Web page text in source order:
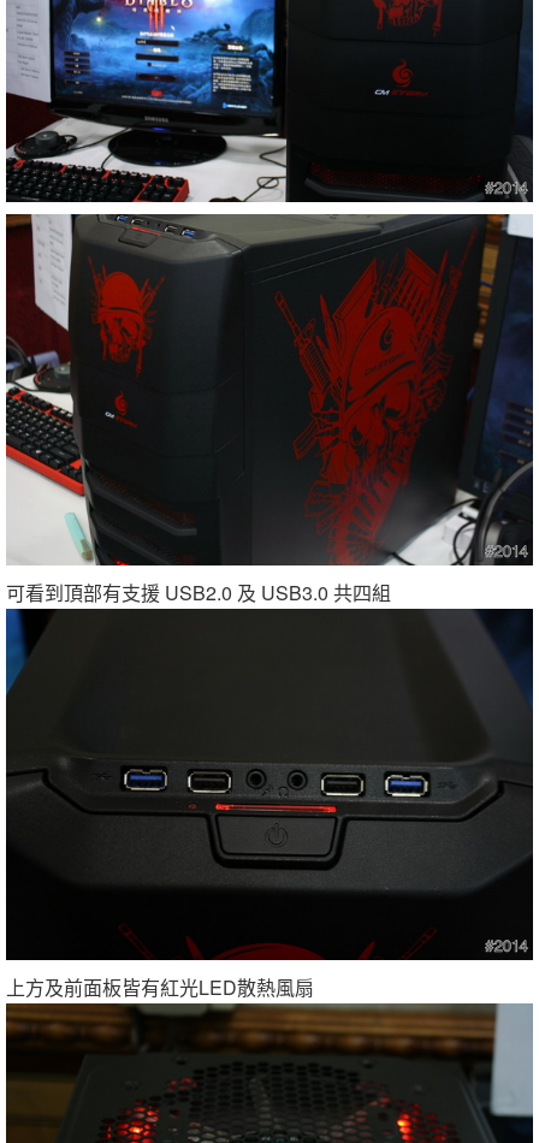
可看到頂部有支援 USB2.0 及 USB3.0 共四組
上方及前面板皆有紅光LED散熱風扇